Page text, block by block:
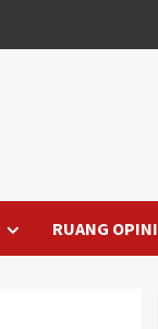
RUANG OPINI